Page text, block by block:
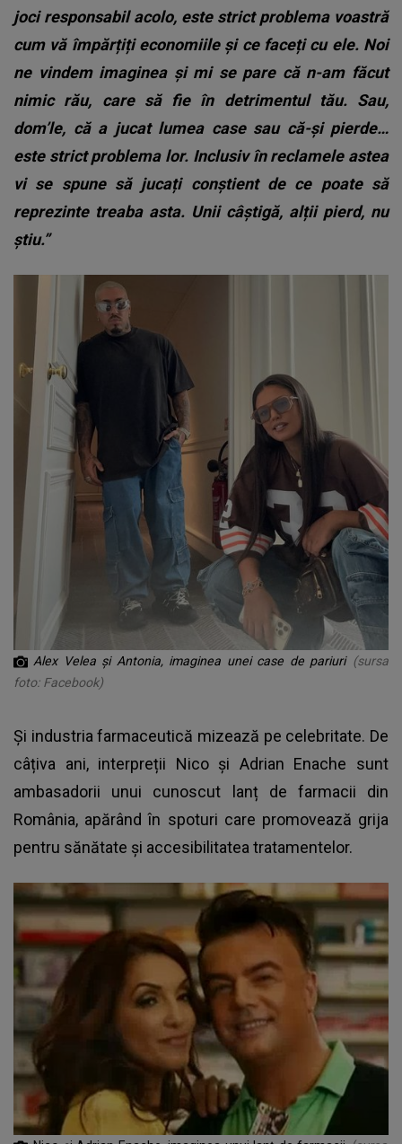
joci responsabil acolo, este strict problema voastră
cum vă împărțiți economiile și ce faceți cu ele. Noi
ne vindem imaginea și mi se pare că n-am făcut
nimic rău, care să fie în detrimentul tău. Sau,
dom’le, că a jucat lumea case sau că-și pierde…
este strict problema lor. Inclusiv în reclamele astea
vi se spune să jucați conștient de ce poate să
reprezinte treaba asta. Unii câștigă, alții pierd, nu
știu.”
Alex Velea și Antonia, imaginea unei case de pariuri (sursa
foto: Facebook)
Și industria farmaceutică mizează pe celebritate. De
câțiva ani, interpreții Nico și Adrian Enache sunt
ambasadorii unui cunoscut lanț de farmacii din
România, apărând în spoturi care promovează grija
pentru sănătate și accesibilitatea tratamentelor.